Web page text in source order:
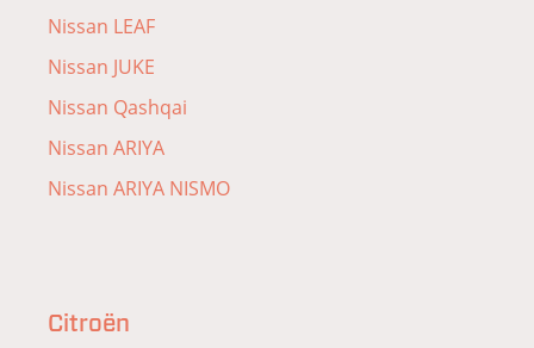
Nissan LEAF
Nissan JUKE
Nissan Qashqai
Nissan ARIYA
Nissan ARIYA NISMO
Citroën